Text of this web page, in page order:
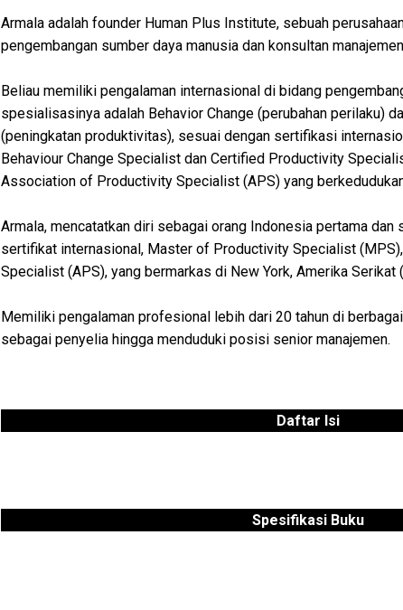
Armala adalah founder Human Plus Institute, sebuah
pengembangan sumber daya manusia dan konsultan
Beliau memiliki pengalaman internasional di bidang
spesialisasinya adalah Behavior Change (perubahan perilaku)
(peningkatan produktivitas), sesuai dengan sertifikasi
Behaviour Change Specialist dan Certified Productivity
Association of Productivity Specialist (APS) yang
Armala, mencatatkan diri sebagai orang Indonesia pertama dan
sertifikat internasional, Master of Productivity Specialist
Specialist (APS), yang bermarkas di New York, Amerika Serikat
Memiliki pengalaman profesional lebih dari 20 tahun di
sebagai penyelia hingga menduduki posisi senior manajemen.
Daftar Isi
Spesifikasi Buku